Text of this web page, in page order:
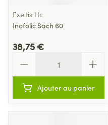
Exeltis Hc
Inofolic Sach 60
38,75 €
Ajouter au panier